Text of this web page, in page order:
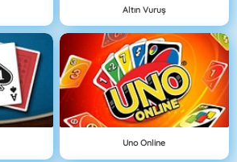
Altın Vuruş
Uno Online